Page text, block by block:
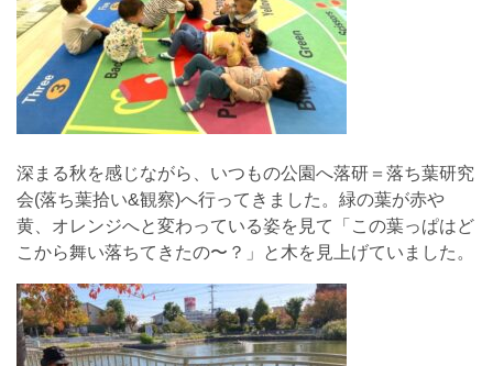
深まる秋を感じながら、いつもの公園へ落研＝落ち葉研究
会(落ち葉拾い&観察)へ行ってきました。緑の葉が赤や
黄、オレンジへと変わっている姿を見て「この葉っぱはど
こから舞い落ちてきたの〜？」と木を見上げていました。